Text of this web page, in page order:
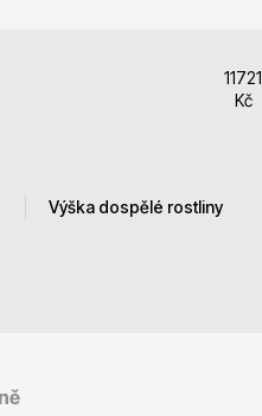
11721
Kč
Výška dospělé rostliny